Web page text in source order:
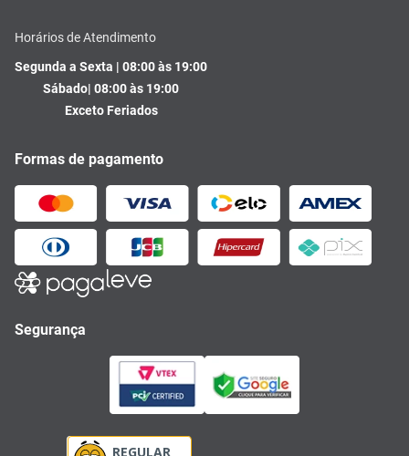
Horários de Atendimento
Segunda a Sexta | 08:00 às 19:00
Sábado| 08:00 às 19:00
Exceto Feriados
Formas de pagamento
Segurança